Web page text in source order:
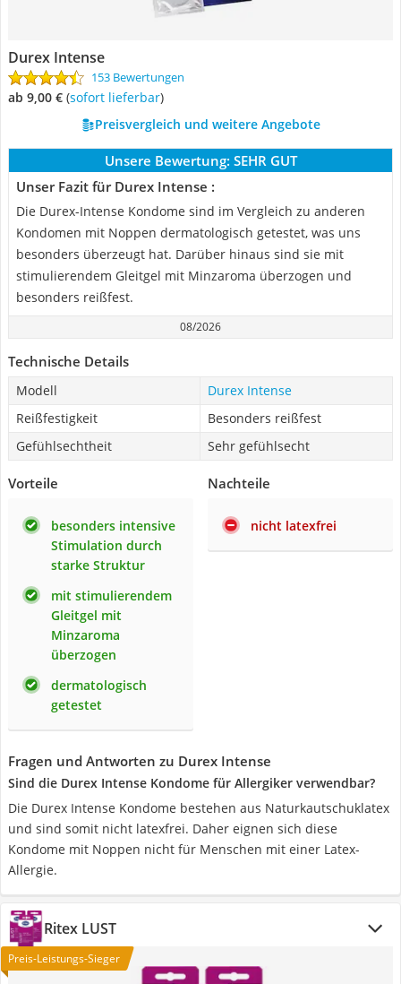
Durex Intense
153 Bewertungen
ab 9,00 € ( Sofort lieferbar)
Preisvergleich und weitere Angebote
Unsere Bewertung: SEHR GUT
Unser Fazit für Durex Intense :
Die Durex-Intense Kondome sind im Vergleich zu anderen
Kondomen mit Noppen dermatologisch getestet, was uns
besonders überzeugt hat. Darüber hinaus sind sie mit
stimulierendem Gleitgel mit Minzaroma überzogen und
besonders reißfest.
08/2026
Technische Details
Modell
Durex Intense
Reißfestigkeit
Besonders reißfest
Gefühlsechtheit
Sehr gefühlsecht
Vorteile
besonders intensive
Stimulation durch
starke Struktur
mit stimulierendem
Gleitgel mit
Minzaroma
überzogen
dermatologisch
getestet
Nachteile
nicht latexfrei
Fragen und Antworten zu Durex Intense
Sind die Durex Intense Kondome für Allergiker verwendbar?
Die Durex Intense Kondome bestehen aus Naturkautschuklatex
und sind somit nicht latexfrei. Daher eignen sich diese
Kondome mit Noppen nicht für Menschen mit einer Latex-
Allergie.
Ritex LUST
Preis-Leistungs-Sieger